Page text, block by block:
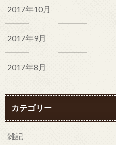
2017年10月
2017年9月
2017年8月
カテゴリー
雑記